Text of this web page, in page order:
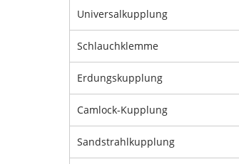
Universalkupplung
Schlauchklemme
Erdungskupplung
Camlock-Kupplung
Sandstrahlkupplung